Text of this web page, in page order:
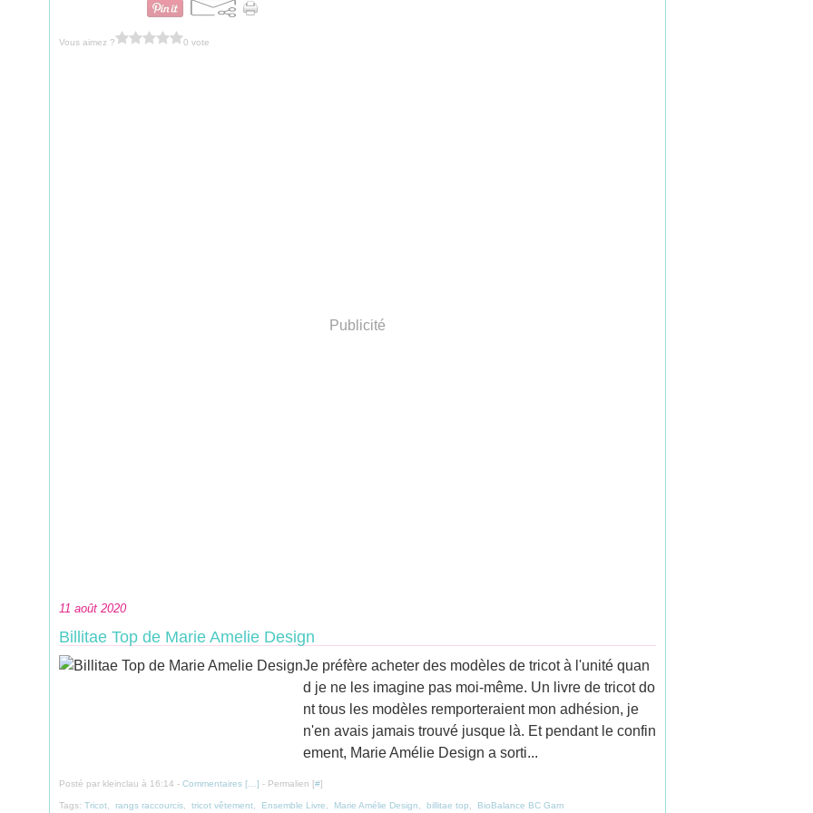
Vous aimez ? 0 vote
Publicité
11 août 2020
Billitae Top de Marie Amelie Design
Je préfère acheter des modèles de tricot à l'unité quan
d je ne les imagine pas moi-même. Un livre de tricot do
nt tous les modèles remporteraient mon adhésion, je
n'en avais jamais trouvé jusque là. Et pendant le confin
ement, Marie Amélie Design a sorti...
Posté par kleinclau à 16:14 - Commentaires [ ] - Permalien [#]
Tags: Tricot rangs raccourcis tricot vêtement Ensemble Livre Marie Amélie Design billitae top BioBalance BC Garn